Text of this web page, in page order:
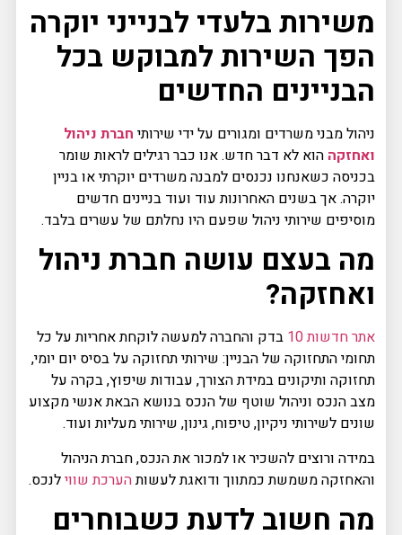
משירות בלעדי לבנייני יוקרה
הפך השירות למבוקש בכל
הבניינים החדשים
ניהול מבני משרדים ומגורים על ידי שירותי חברת ניהול
ואחזקה הוא לא דבר חדש. אנו כבר רגילים לראות שומר
בכניסה כשאנחנו נכנסים למבנה משרדים יוקרתי או בניין
יוקרה. אך בשנים האחרונות עוד ועוד בניינים חדשים
מוסיפים שירותי ניהול שפעם היו נחלתם של עשרים בלבד.
מה בעצם עושה חברת ניהול
ואחזקה?
אתר חדשות 10
בדק והחברה למעשה לוקחת אחריות על כל
תחומי התחזוקה של הבניין: שירותי תחזוקה על בסיס יום יומי,
תחזוקה ותיקונים במידת הצורך, עבודות שיפוץ, בקרה על
מצב הנכס וניהול שוטף של הנכס בנושא הבאת אנשי מקצוע
שונים לשירותי ניקיון, טיפוח, גינון, שירותי מעליות ועוד.
במידה ורוצים להשכיר או למכור את הנכס, חברת הניהול
והאחזקה משמשת כמתווך ודואגת לעשותהערכת שווילנכס.
מה חשוב לדעת כשבוחרים